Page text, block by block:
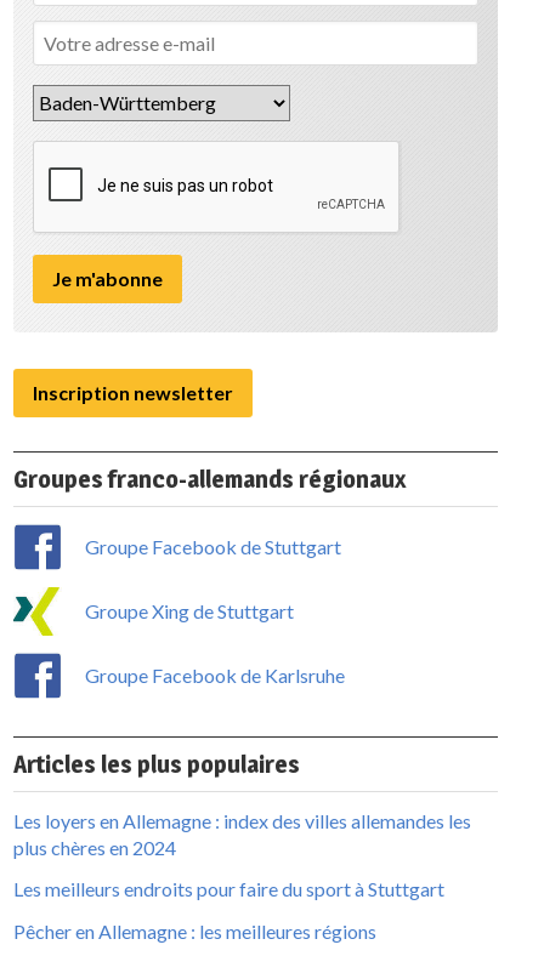
Inscription newsletter
Groupes franco-allemands régionaux
Groupe Facebook de Stuttgart
Groupe Xing de Stuttgart
Groupe Facebook de Karlsruhe
Articles les plus populaires
Les loyers en Allemagne : index des villes allemandes les
plus chères en 2024
Les meilleurs endroits pour faire du sport à Stuttgart
Pêcher en Allemagne : les meilleures régions